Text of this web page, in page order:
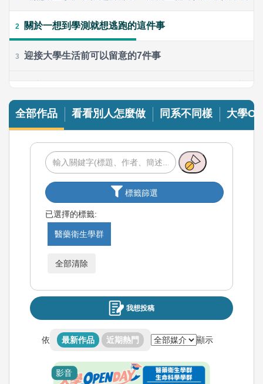
2 關於一想到學測就想逃跑的這件事
3 迎接大學生活前可以留意的7件事
4 考完分科後填志願沒想法？來用ColleGo! 幫你找到適合
5 我的備考之路與給學弟妹的建議
一場大冒險的真心話——一個過來人的獨白
面對學測不必徬徨！
經歷過學測才知道的那些Dos & Don’ts
學測準備攻略：目標、方法與挫折應對
全部作品 看看別人怎麼做 同系不同樣 大學
標籤篩選
已選擇的標籤:
醫藥衛生學群
全部清除
我想投稿
依 最新作品 近期熱門 顯示
影音